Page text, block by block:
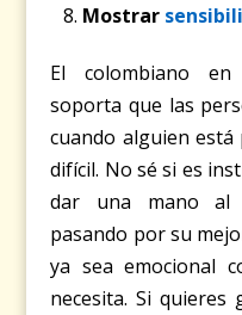
Mostrar
El colombiano
soporta que las
cuando alguien
difícil. No sé si es
dar una mano al
pasando por su
ya sea emocional
necesita. Si